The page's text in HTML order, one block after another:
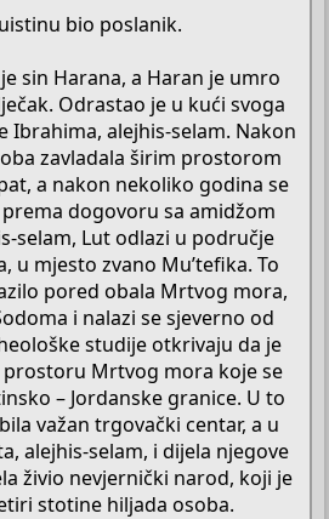
bio poslanik.
sin Harana, a Haran je umro
Odrastao je u kući svoga
Ibrahima, alejhis-selam. Nakon
zavladala širim prostorom
a nakon nekoliko godina se
dogovoru sa amidžom
selam, Lut odlazi u područje
u mjesto zvano Mu’tefika. To
pored obala Mrtvog mora,
i nalazi se sjeverno od
studije otkrivaju da je
prostoru Mrtvog mora koje se
– Jordanske granice. U to
važan trgovački centar, a u
alejhis-selam, i dijela njegove
živio nevjernički narod, koji je
stotine hiljada osoba.